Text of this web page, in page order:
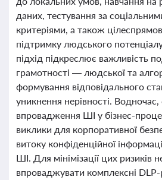
даних, тестування за
критеріями, а також
підтримку людського
підхід підкреслює важливість
грамотності — людської та
формування відповідального
уникнення нерівності. Водночас,
впровадження ШІ у бізнес-
виклики для корпоративної
витоку конфіденційної
ШІ. Для мінімізації цих ризиків
впроваджувати комплексні DLP-